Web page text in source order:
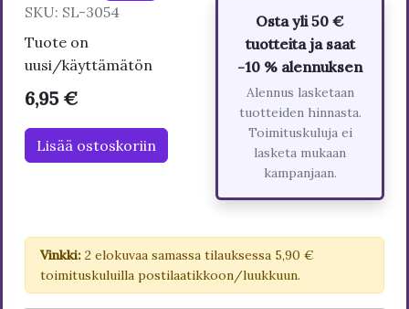
SKU: SL-3054
Tuote on
uusi/käyttämätön
6,95 €
Lisää ostoskoriin
Osta yli 50 €
tuotteita ja saat
-10 % alennuksen
Alennus lasketaan
tuotteiden hinnasta.
Toimituskuluja ei
lasketa mukaan
kampanjaan.
Vinkki: 2 elokuvaa samassa tilauksessa 5,90 €
toimituskuluilla postilaatikkoon/luukkuun.